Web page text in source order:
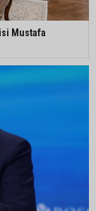
Mustafa